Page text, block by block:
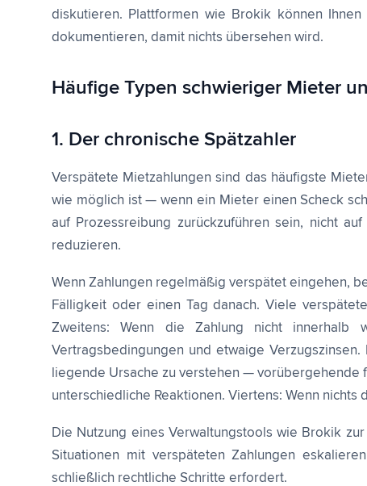
diskutieren. Plattformen wie Brokik können
dokumentieren, damit nichts übersehen wird.
Häufige Typen schwieriger Mieter
1. Der chronische Spätzahler
Verspätete Mietzahlungen sind das häufigste
wie möglich ist — wenn ein Mieter einen Scheck
auf Prozessreibung zurückzuführen sein, nicht
reduzieren.
Wenn Zahlungen regelmäßig verspätet eingehen,
Fälligkeit oder einen Tag danach. Viele
Zweitens: Wenn die Zahlung nicht innerhalb
Vertragsbedingungen und etwaige
liegende Ursache zu verstehen —
unterschiedliche Reaktionen. Viertens: Wenn
Die Nutzung eines Verwaltungstools wie Brokik
Situationen mit verspäteten Zahlungen
schließlich rechtliche Schritte erfordert.